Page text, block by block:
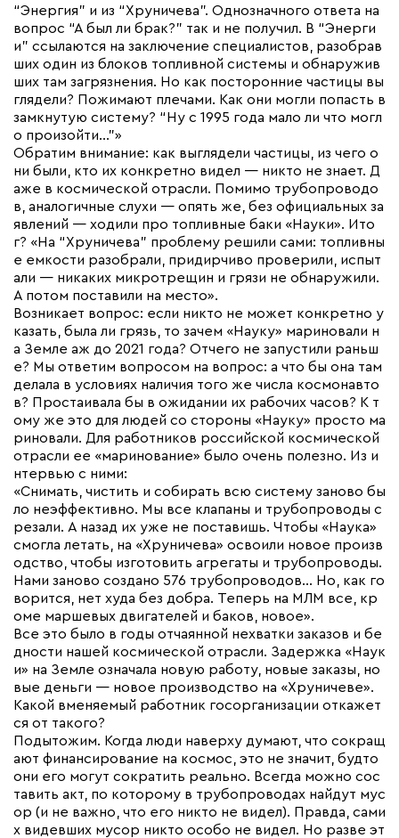
“Энергия” и из “Хруничева”. Однозначного ответа на
вопрос “А был ли брак?” так и не получил. В “Энерги
и” ссылаются на заключение специалистов, разобрав
ших один из блоков топливной системы и обнаружив
ших там загрязнения. Но как посторонние частицы вы
глядели? Пожимают плечами. Как они могли попасть в
замкнутую систему? “Ну с 1995 года мало ли что могл
о произойти…”»
Обратим внимание: как выглядели частицы, из чего о
ни были, кто их конкретно видел — никто не знает. Д
аже в космической отрасли. Помимо трубопроводо
в, аналогичные слухи — опять же, без официальных за
явлений — ходили про топливные баки «Науки». Ито
г? «На “Хруничева” проблему решили сами: топливны
е емкости разобрали, придирчиво проверили, испыт
али — никаких микротрещин и грязи не обнаружили.
А потом поставили на место».
Возникает вопрос: если никто не может конкретно у
казать, была ли грязь, то зачем «Науку» мариновали н
а Земле аж до 2021 года? Отчего не запустили раньш
е? Мы ответим вопросом на вопрос: а что бы она там
делала в условиях наличия того же числа космонавто
в? Простаивала бы в ожидании их рабочих часов? К т
ому же это для людей со стороны «Науку» просто ма
риновали. Для работников российской космической
отрасли ее «маринование» было очень полезно. Из и
нтервью с ними:
«Снимать, чистить и собирать всю систему заново бы
ло неэффективно. Мы все клапаны и трубопроводы с
резали. А назад их уже не поставишь. Чтобы «Наука»
смогла летать, на «Хруничева» освоили новое произв
одство, чтобы изготовить агрегаты и трубопроводы.
Нами заново создано 576 трубопроводов… Но, как го
ворится, нет худа без добра. Теперь на МЛМ все, кр
оме маршевых двигателей и баков, новое».
Все это было в годы отчаянной нехватки заказов и бе
дности нашей космической отрасли. Задержка «Наук
и» на Земле означала новую работу, новые заказы, но
вые деньги — новое производство на «Хруничеве».
Какой вменяемый работник госорганизации откажет
ся от такого?
Подытожим. Когда люди наверху думают, что сокращ
ают финансирование на космос, это не значит, будто
они его могут сократить реально. Всегда можно сос
тавить акт, по которому в трубопроводах найдут мус
ор (и не важно, что его никто не видел). Правда, сами
х видевших мусор никто особо не видел. Но разве эт